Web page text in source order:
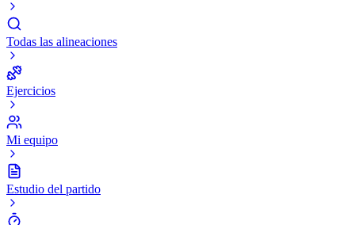
Todas las alineaciones
Ejercicios
Mi equipo
Estudio del partido